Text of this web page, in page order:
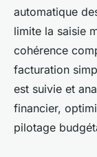
automatique
limite la saisie
cohérence
facturation
est suivie et
financier,
pilotage